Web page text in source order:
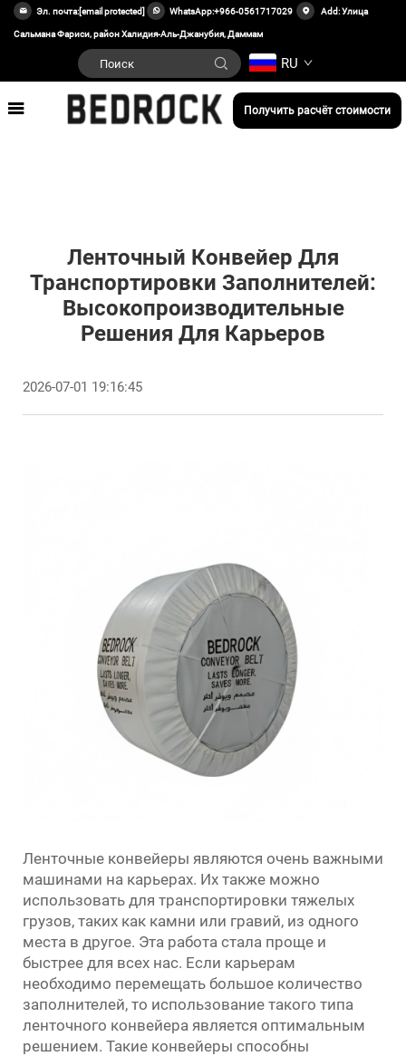
Эл. почта:[email protected] WhatsApp:+966-0561717029 Add: Улица
Сальмана Фариси, район Халидия-Аль-Джанубия, Даммам
RU
Получить расчёт стоимости
Ленточный Конвейер Для
Транспортировки Заполнителей:
Высокопроизводительные
Решения Для Карьеров
2026-07-01 19:16:45
Ленточные конвейеры являются очень важными
машинами на карьерах. Их также можно
использовать для транспортировки тяжелых
грузов, таких как камни или гравий, из одного
места в другое. Эта работа стала проще и
быстрее для всех нас. Если карьерам
необходимо перемещать большое количество
заполнителей, то использование такого типа
ленточного конвейера является оптимальным
решением. Такие конвейеры способны